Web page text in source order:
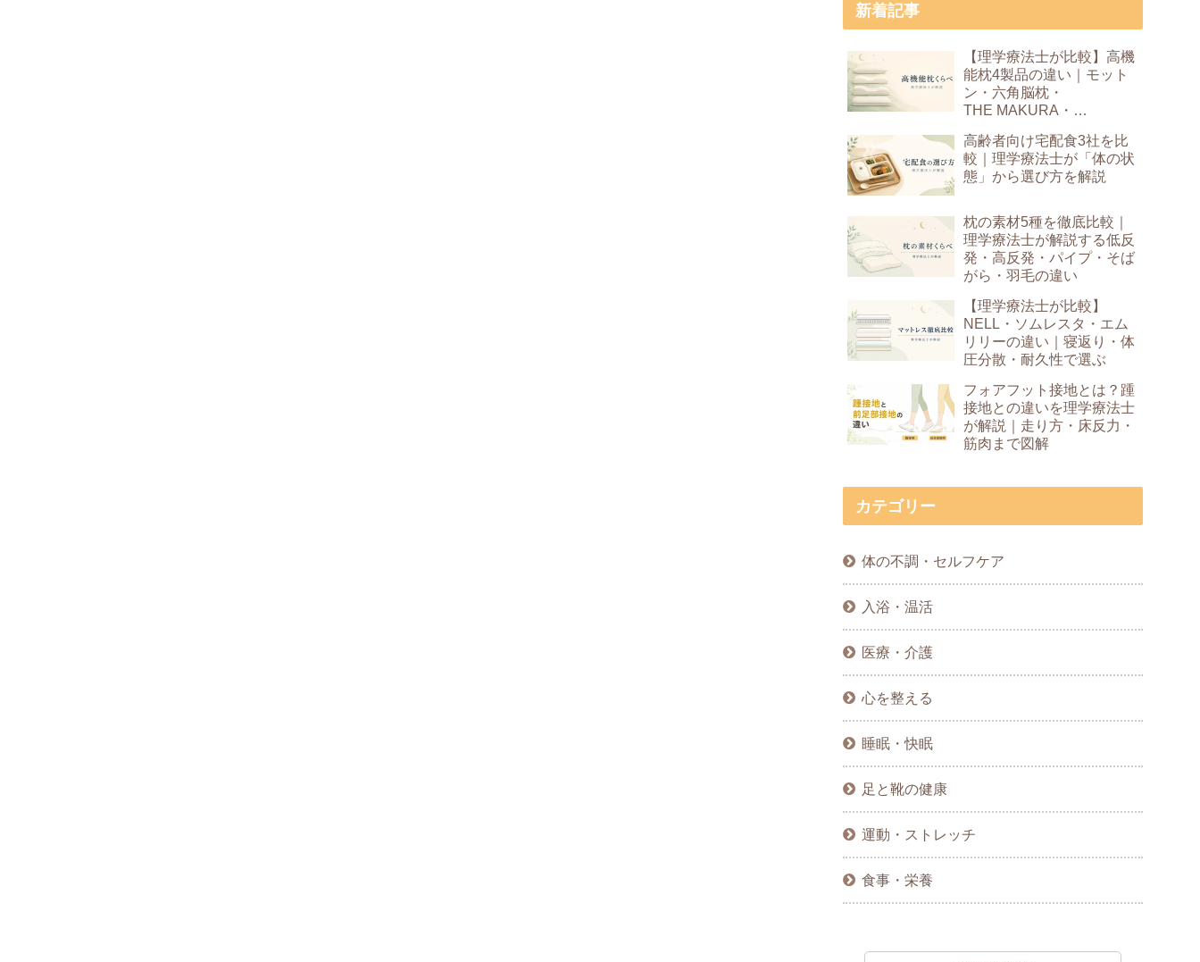
新着記事
【理学療法士が比較】高機
能枕4製品の違い｜モット
ン・六角脳枕・
THE MAKURA・
高齢者向け宅配食3社を比
較｜理学療法士が「体の状
態」から選び方を解説
枕の素材5種を徹底比較｜
理学療法士が解説する低反
発・高反発・パイプ・そば
がら・羽毛の違い
【理学療法士が比較】
NELL・ソムレスタ・エム
リリーの違い｜寝返り・体
圧分散・耐久性で選ぶ
フォアフット接地とは？踵
接地との違いを理学療法士
が解説｜走り方・床反力・
筋肉まで図解
カテゴリー
体の不調・セルフケア
入浴・温活
医療・介護
心を整える
睡眠・快眠
足と靴の健康
運動・ストレッチ
食事・栄養